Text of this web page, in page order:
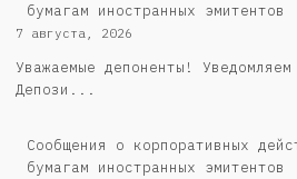
бумагам иностранных эмитентов
7 августа, 2026
Уважаемые депоненты!
Депози...
Сообщения о корпоративных
бумагам иностранных эмитентов